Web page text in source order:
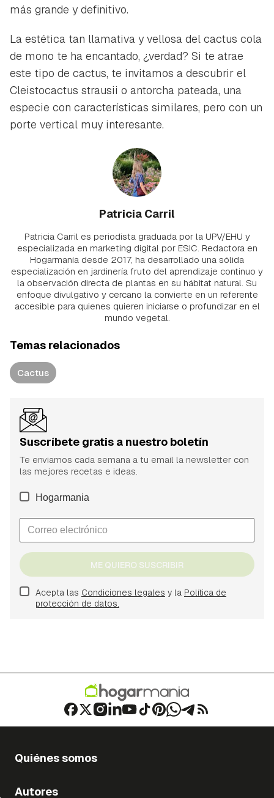
más grande y definitivo.
La estética tan llamativa y vellosa del cactus cola
de mono te ha encantado, ¿verdad? Si te atrae
este tipo de cactus, te invitamos a descubrir el
Cleistocactus strausii o antorcha pateada, una
especie con características similares, pero con un
porte vertical muy interesante.
Patricia Carril
Patricia Carril es periodista graduada por la UPV/EHU y
especializada en marketing digital por ESIC. Redactora en
Hogarmanía desde 2017, ha desarrollado una sólida
especialización en jardinería fruto del aprendizaje continuo y
la observación directa de plantas en su hábitat natural. Su
enfoque divulgativo y cercano la convierte en un referente
accesible para quienes quieren iniciarse o profundizar en el
mundo vegetal.
Temas relacionados
Cactus
Suscríbete gratis a nuestro boletín
Te enviamos cada semana a tu email la newsletter con
las mejores recetas e ideas.
Hogarmania
ME QUIERO SUSCRIBIR
Acepta las Condiciones legales y la Política de
protección de datos.
Quiénes somos
Autores